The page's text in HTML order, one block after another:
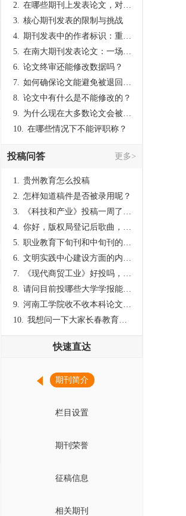
2. 在哪些期刊上发表论文，对考研有优势？
3. 核心期刊发表的限制与挑战
4. 期刊发表中的作者标识：重要性与实践
5. 在南大期刊发表论文：一场知识探索与学术成就的旅程
6. 论文终审还能修改数据吗？
7. 如何确保论文能避免被退回：关键条件与策略
8. 论文中有什么是不能修改的？
9. 为什么现在大多数论文会被评判为AI撰写？（深度剖析查重机制下的困境与出路）
10. 在哪些情况下不能评职称？
投稿问答 更多>
1. 贵州教育怎么投稿
2. 怎样知道稿件是否被录用呢？
3.
《科技和产业》投稿一周了仍是“已发回执”状态，这是什么意思？什么时候外审？
4. 你好，版权局登记后歌曲，这里能否发表
5. 职业教育下旬刊和中旬刊的国内刊号一样，他们有什么区别，两本刊物都是真的吗？
6. 文明实践中心建设方面的内容适合那种期刊
7.
《现代商贸工业》好投吗，版面费多少？
8. 请问目前投哪些大学学报能较快出刊啊
9. 河南工学院收不收本科论文呀？
10. 我想问一下大家长春教育学院学报是本科学报吗？
快速直达
期刊简介
栏目设置
期刊荣誉
征稿信息
相关期刊